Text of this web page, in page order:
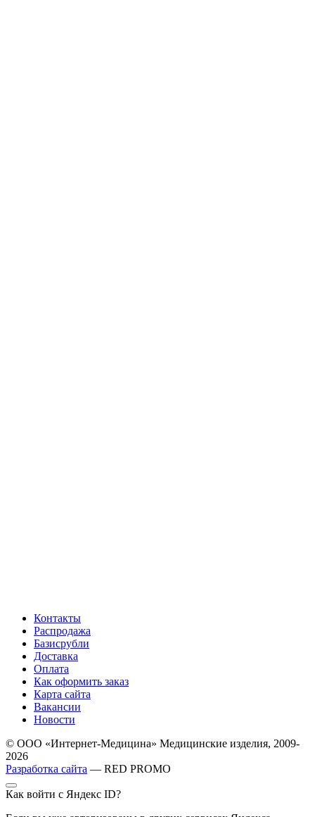
Контакты
Распродажа
Базисрубли
Доставка
Оплата
Как оформить заказ
Карта сайта
Вакансии
Новости
© ООО «Интернет-Медицина» Медицинские изделия, 2009-
2026
Разработка сайта — RED PROMO
Как войти с Яндекс ID?